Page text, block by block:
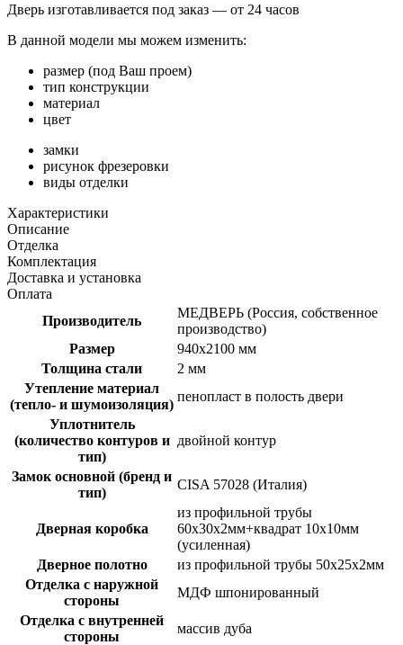
Дверь изготавливается под заказ — от 24 часов
В данной модели мы можем изменить:
размер (под Ваш проем)
тип конструкции
материал
цвет
замки
рисунок фрезеровки
виды отделки
Характеристики
Описание
Отделка
Комплектация
Доставка и установка
Оплата
Производитель
МЕДВЕРЬ (Россия, собственное
производство)
Размер
940х2100 мм
Толщина стали
2 мм
Утепление материал
(тепло- и шумоизоляция)
пенопласт в полость двери
Уплотнитель
(количество контуров и
тип)
двойной контур
Замок основной (бренд и
тип)
CISA 57028 (Италия)
Дверная коробка
из профильной трубы
60х30х2мм+квадрат 10х10мм
(усиленная)
Дверное полотно
из профильной трубы 50х25х2мм
Отделка с наружной
стороны
МДФ шпонированный
Отделка с внутренней
стороны
массив дуба